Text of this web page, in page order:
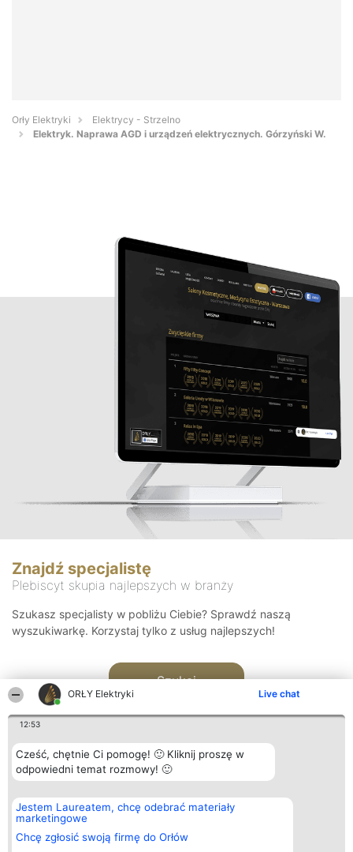
ORŁY Elektryki Live chat
12:53
Cześć, chętnie Ci pomogę! 🙂 Kliknij proszę w
odpowiedni temat rozmowy! 🙂
Jestem Laureatem, chcę odebrać materiały
marketingowe
Chcę zgłosić swoją firmę do Orłów
Orły Elektryki
Elektrycy - Strzelno
Elektryk. Naprawa AGD i urządzeń elektrycznych. Górzyński W.
Znajdź specjalistę
Plebiscyt skupia najlepszych w branży
Szukasz specjalisty w pobliżu Ciebie? Sprawdź naszą
wyszukiwarkę. Korzystaj tylko z usług najlepszych!
Szukaj
Organizator plebiscytu
Bright Side Solutions sp. z o.
o. sp. k.
ul. Ruska 22
Wrocław 50-079
Plebiscyt
Laureaci
wszystkich
Laureatów
Kontakt
Kontakt